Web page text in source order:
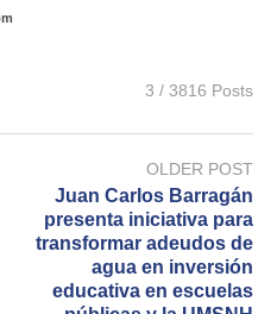
3 / 3816 Posts
OLDER POST
Juan Carlos Barragán
presenta iniciativa para
transformar adeudos de
agua en inversión
educativa en escuelas